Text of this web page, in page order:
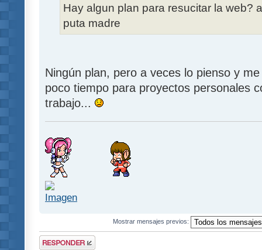
Hay algun plan para resucitar la web?
puta madre
Ningún plan, pero a veces lo pienso y
poco tiempo para proyectos personales
trabajo...
Mostrar mensajes previos:
Publicar una
respuesta